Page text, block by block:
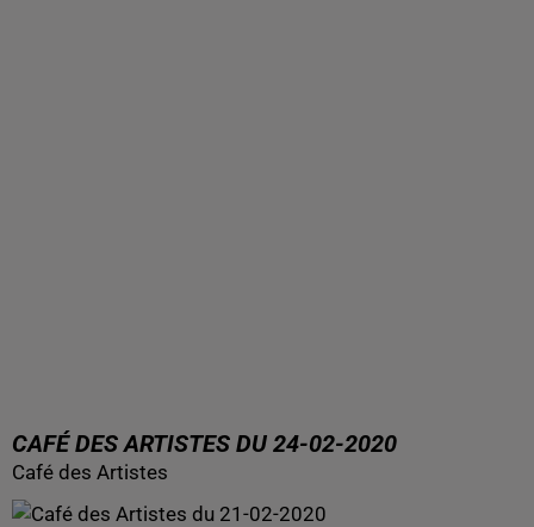
CAFÉ DES ARTISTES DU 24-02-2020
Café des Artistes